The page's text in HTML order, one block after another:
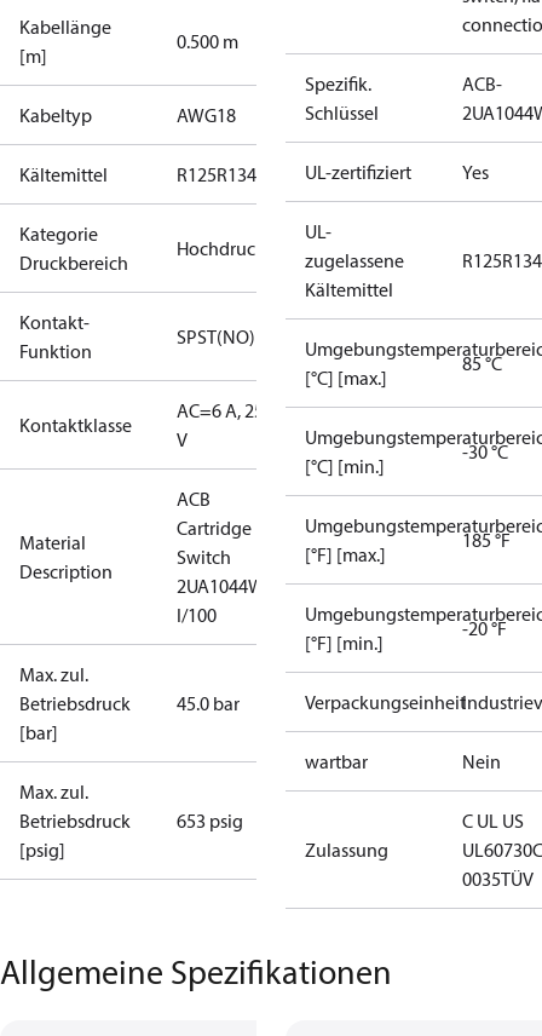
Kabellänge
[m]
0.500 m
Kabeltyp AWG18
Kältemittel R125R134a R404AR407CR407H R410A
Kategorie
Druckbereich
Hochdruck
Kontakt-
Funktion
SPST(NO)
Kontaktklasse
AC=6 A, 250
V
Material
Description
ACB
Cartridge
Switch
2UA1044W
I/100
Max. zul.
Betriebsdruck
[bar]
45.0 bar
Max. zul.
Betriebsdruck
[psig]
653 psig
Spezifik.
Schlüssel
ACB-
UL-zertifiziert Yes
UL-
zugelassene
Kältemittel
R125
[°C] [max.]
85 °C
[°C] [min.]
-30 °C
[°F] [max.]
185 °F
[°F] [min.]
-20 °F
Verpackungseinheit
wartbar Nein
Zulassung
C UL US
UL60730
0035TÜV
Allgemeine Spezifikationen